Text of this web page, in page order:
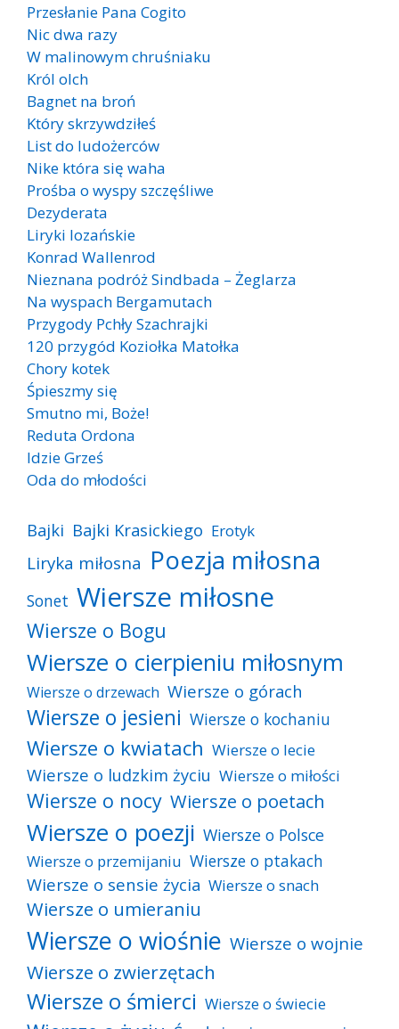
Przesłanie Pana Cogito
Nic dwa razy
W malinowym chruśniaku
Król olch
Bagnet na broń
Który skrzywdziłeś
List do ludożerców
Nike która się waha
Prośba o wyspy szczęśliwe
Dezyderata
Liryki lozańskie
Konrad Wallenrod
Nieznana podróż Sindbada – Żeglarza
Na wyspach Bergamutach
Przygody Pchły Szachrajki
120 przygód Koziołka Matołka
Chory kotek
Śpieszmy się
Smutno mi, Boże!
Reduta Ordona
Idzie Grześ
Oda do młodości
Bajki Bajki Krasickiego Erotyk
Liryka miłosna Poezja miłosna
Sonet Wiersze miłosne
Wiersze o Bogu
Wiersze o cierpieniu miłosnym
Wiersze o drzewach Wiersze o górach
Wiersze o jesieni Wiersze o kochaniu
Wiersze o kwiatach Wiersze o lecie
Wiersze o ludzkim życiu Wiersze o miłości
Wiersze o nocy Wiersze o poetach
Wiersze o poezji Wiersze o Polsce
Wiersze o przemijaniu Wiersze o ptakach
Wiersze o sensie życia Wiersze o snach
Wiersze o umieraniu
Wiersze o wiośnie Wiersze o wojnie
Wiersze o zwierzętach
Wiersze o śmierci Wiersze o świecie